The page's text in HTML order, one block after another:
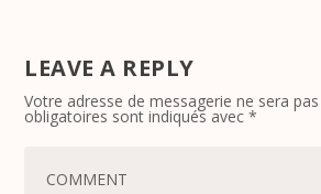
LEAVE A REPLY
Votre adresse de messagerie ne sera
obligatoires sont indiqués avec*